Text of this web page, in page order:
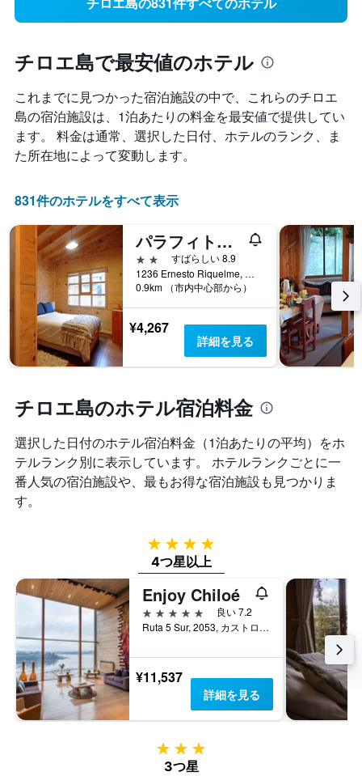
チロエ島で最安値のホテル
これまでに見つかった宿泊施設の中で、これらのチロエ
島​の宿泊施設は、1泊あたりの料金を最安値で提供してい
ます。 料金は通常、選択した日付、ホテルのランク、ま
た所在地によって変動します。
831件のホテルをすべて表示
パラフィト・ワイウェン
2つ星
すばらしい 8.9
1236 Ernesto Riquelme, カストロ, チリ
0.9km （市内中心部から）
¥4,267
詳細を見る
チロエ島のホテル宿泊料金
選択した日付のホテル宿泊料金（1泊あたりの平均）をホ
テルランク別に表示しています。 ホテルランクごとに一
番人気の宿泊施設や、最もお得な宿泊施設も見つかりま
す。
4つ星
4つ星以上
Enjoy Chiloé
5つ星
良い 7.2
Ruta 5 Sur, 2053, カストロ, チリ
¥11,537
詳細を見る
3つ星
3つ星